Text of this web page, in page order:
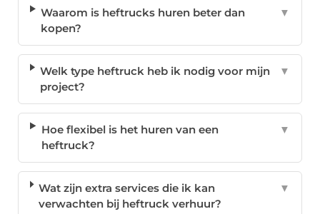
Waarom is heftrucks huren beter dan
kopen?
▼
Welk type heftruck heb ik nodig voor mijn
project?
▼
Hoe flexibel is het huren van een
heftruck?
▼
Wat zijn extra services die ik kan
verwachten bij heftruck verhuur?
▼